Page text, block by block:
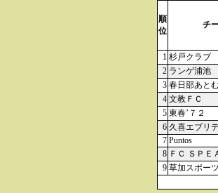
順
位
チ
1 杉戸クラブ
2 ランゲ浦池
3 春日部あと
4 文教ＦＣ
5 東春’７２
6 久喜エブリ
7 Puntos
8 ＦＣ ＳＰＥ
9 草加スポー